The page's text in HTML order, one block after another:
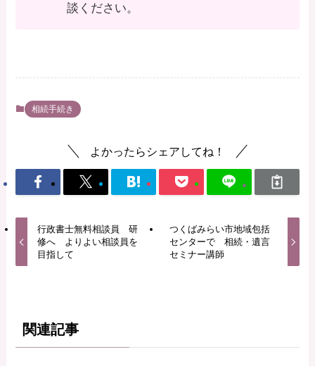
談ください。
相続手続き
よかったらシェアしてね！
行政書士無料相談員 研
修へ よりよい相談員を
目指して
つくばみらい市地域包括
センターで 相続・遺言
セミナー講師
関連記事